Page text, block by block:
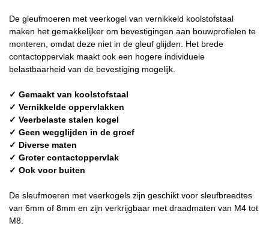
De gleufmoeren met veerkogel van vernikkeld koolstofstaal
maken het gemakkelijker om bevestigingen aan bouwprofielen te
monteren, omdat deze niet in de gleuf glijden. Het brede
contactoppervlak maakt ook een hogere individuele
belastbaarheid van de bevestiging mogelijk.
✓ Gemaakt van koolstofstaal
✓ Vernikkelde oppervlakken
✓ Veerbelaste stalen kogel
✓ Geen wegglijden in de groef
✓ Diverse maten
✓ Groter contactoppervlak
✓ Ook voor buiten
De sleufmoeren met veerkogels zijn geschikt voor sleufbreedtes
van 6mm of 8mm en zijn verkrijgbaar met draadmaten van M4 tot
M8.